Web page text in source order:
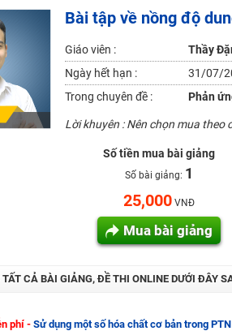
2 với thầy cô giáo giỏi, nổi tiếng
Sun 2024 - Ba bước luyện thi TN THPT - ĐH ít nhất
đồng giá 449K - 499K toàn bộ khoá học tại
Học 1K Chỉ Từ 11-13/09/2024
học 499K - 399K (13/11-15/11)
Ngữ văn 7 - xây nền vững chắc cho tương lai!
Bài tập về nồng độ
Giáo viên :
Thầy
Ngày hết hạn :
31/07/
Trong chuyên đề :
Phản
Lời khuyên : Nên chọn mua theo
Số tiền mua bài giảng
Số bài giảng: 1
25,000VNĐ
Mua bài giảng
CẢ BÀI GIẢNG, ĐỀ THI ONLINE DƯỚI ĐÂY
phí - Sử dụng một số hóa chất cơ bản trong PTN